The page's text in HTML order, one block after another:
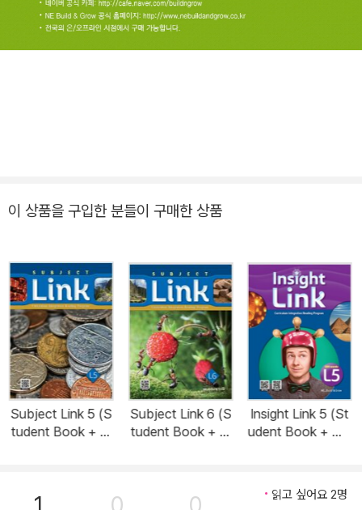
이 상품을 구입한 분들이 구매한 상품
Subject Link 5 (S
tudent Book + W
Subject Link 6 (S
tudent Book + W
Insight Link 5 (St
udent Book + Wo
읽고 싶어요 2명